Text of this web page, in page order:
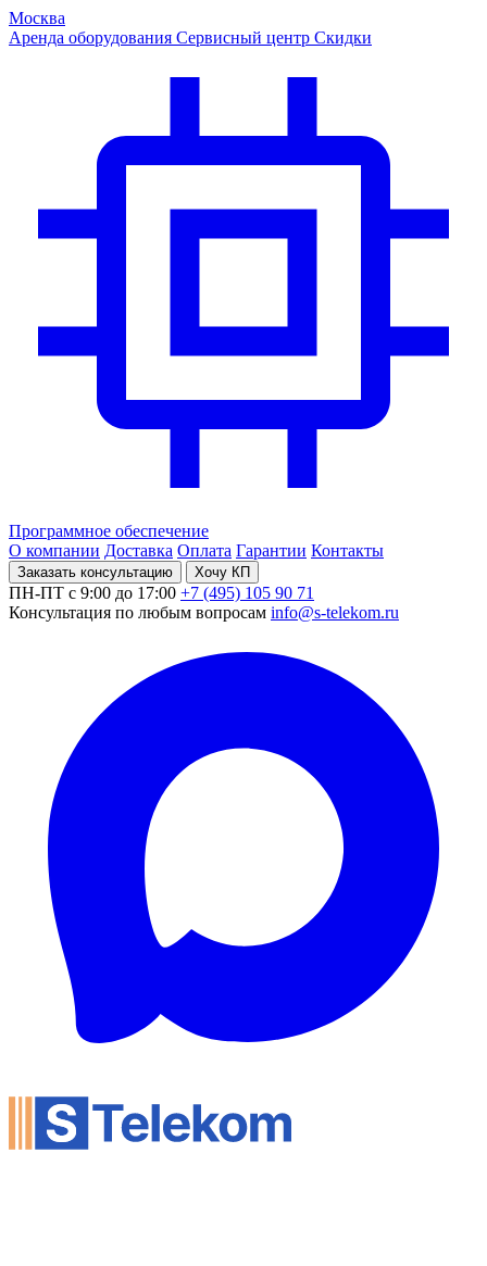
Москва
Аренда оборудования Сервисный центр Скидки
Программное обеспечение
О компании Доставка Оплата Гарантии Контакты
Заказать консультацию Хочу КП
ПН-ПТ с 9:00 до 17:00 +7 (495) 105 90 71
Консультация по любым вопросам info@s-telekom.ru